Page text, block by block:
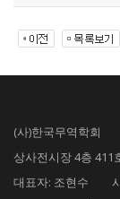
(사)한국무역학회
상사전시장 4층 411
대표자: 조현수 사